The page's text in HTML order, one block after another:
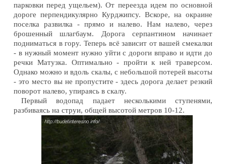
парковки перед ущельем). От переезда идем по основной
дороге перпендикулярно Курджипсу. Вскоре, на окраине
поселка развилка - прямо и налево. Нам налево, через
брошенный шлагбаум. Дорога серпантином начинает
подниматься в гору. Теперь всё зависит от вашей смекалки
- в нужный момент нужно уйти с дороги вправо и идти до
речки Матузка. Оптимально - пройти к ней траверсом.
Однако можно и вдоль скалы, с небольшой потерей высоты
- это место вы не пропустите - здесь дорога делает резкий
поворот налево, упираясь в скалу.
Первый водопад падает несколькими ступенями,
разбиваясь на струи, общей высотой метров 10-12.